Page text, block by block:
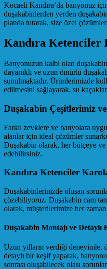
Kocaeli Kandıra’da banyonuz
duşakabinlerden yerden
planda tutarak, size özel
Kandıra Ketenciler
Banyonuzun kalbi olan
dayanıklı ve uzun ömürlü
sunulmaktadır. Ürünlerimizde
edilmesini sağlayarak, su
Duşakabin Çeşitlerimiz
Farklı zevklere ve banyolara
alanlar için ideal çözümler
Duşakabin olarak, her bütçeye
edebilirsiniz.
Kandıra Ketenciler
Duşakabinlerinizde oluşan
çözebiliyoruz. Duşakabin cam
olarak, müşterilerimize her
Duşakabin Montajı ve Detaylı
Uzun yılların verdiği deneyimle,
detaylı bir keşif yaparak,
sonrası oluşabilecek olası